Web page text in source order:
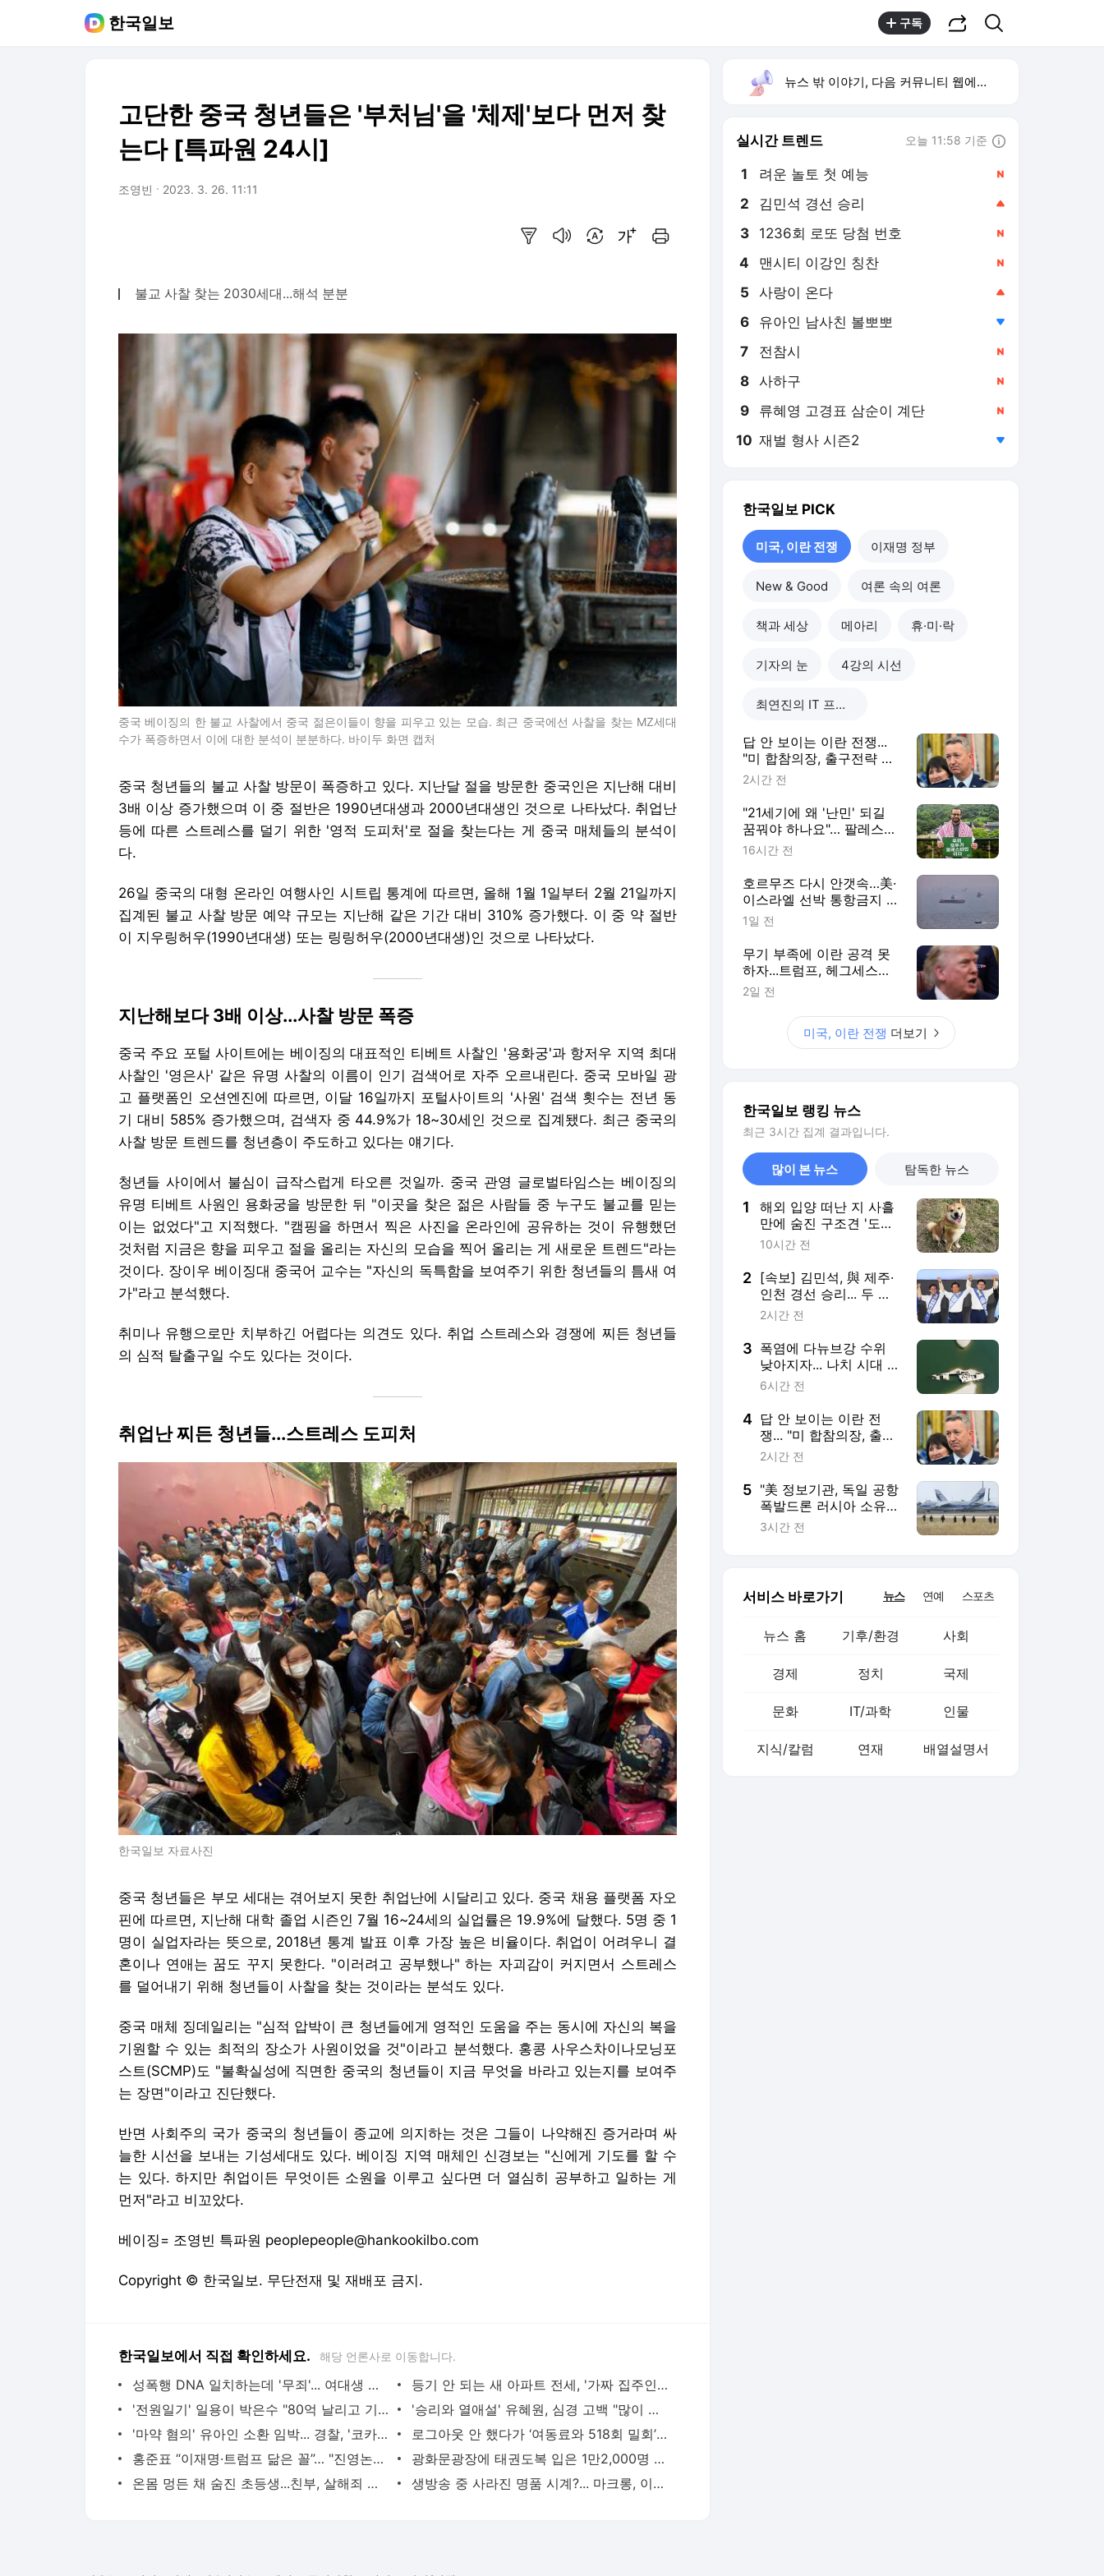
한국일보 구독
고단한 중국 청년들은 '부처님'을 '체제'보다 먼저 찾
는다 [특파원 24시]
조영빈 2023. 3. 26. 11:11
불교 사찰 찾는 2030세대...해석 분분
중국 베이징의 한 불교 사찰에서 중국 젊은이들이 향을 피우고 있는 모습. 최근 중국에선 사찰을 찾는 MZ세대
수가 폭증하면서 이에 대한 분석이 분분하다. 바이두 화면 캡처
중국 청년들의 불교 사찰 방문이 폭증하고 있다. 지난달 절을 방문한 중국인은 지난해 대비
3배 이상 증가했으며 이 중 절반은 1990년대생과 2000년대생인 것으로 나타났다. 취업난
등에 따른 스트레스를 덜기 위한 '영적 도피처'로 절을 찾는다는 게 중국 매체들의 분석이
다.
26일 중국의 대형 온라인 여행사인 시트립 통계에 따르면, 올해 1월 1일부터 2월 21일까지
집계된 불교 사찰 방문 예약 규모는 지난해 같은 기간 대비 310% 증가했다. 이 중 약 절반
이 지우링허우(1990년대생) 또는 링링허우(2000년대생)인 것으로 나타났다.
지난해보다 3배 이상...사찰 방문 폭증
중국 주요 포털 사이트에는 베이징의 대표적인 티베트 사찰인 '용화궁'과 항저우 지역 최대
사찰인 '영은사' 같은 유명 사찰의 이름이 인기 검색어로 자주 오르내린다. 중국 모바일 광
고 플랫폼인 오션엔진에 따르면, 이달 16일까지 포털사이트의 '사원' 검색 횟수는 전년 동
기 대비 585% 증가했으며, 검색자 중 44.9%가 18~30세인 것으로 집계됐다. 최근 중국의
사찰 방문 트렌드를 청년층이 주도하고 있다는 얘기다.
청년들 사이에서 불심이 급작스럽게 타오른 것일까. 중국 관영 글로벌타임스는 베이징의
유명 티베트 사원인 용화궁을 방문한 뒤 "이곳을 찾은 젊은 사람들 중 누구도 불교를 믿는
이는 없었다"고 지적했다. "캠핑을 하면서 찍은 사진을 온라인에 공유하는 것이 유행했던
것처럼 지금은 향을 피우고 절을 올리는 자신의 모습을 찍어 올리는 게 새로운 트렌드"라는
것이다. 장이우 베이징대 중국어 교수는 "자신의 독특함을 보여주기 위한 청년들의 틈새 여
가"라고 분석했다.
취미나 유행으로만 치부하긴 어렵다는 의견도 있다. 취업 스트레스와 경쟁에 찌든 청년들
의 심적 탈출구일 수도 있다는 것이다.
취업난 찌든 청년들...스트레스 도피처
한국일보 자료사진
중국 청년들은 부모 세대는 겪어보지 못한 취업난에 시달리고 있다. 중국 채용 플랫폼 자오
핀에 따르면, 지난해 대학 졸업 시즌인 7월 16~24세의 실업률은 19.9%에 달했다. 5명 중 1
명이 실업자라는 뜻으로, 2018년 통계 발표 이후 가장 높은 비율이다. 취업이 어려우니 결
혼이나 연애는 꿈도 꾸지 못한다. "이러려고 공부했나" 하는 자괴감이 커지면서 스트레스
를 덜어내기 위해 청년들이 사찰을 찾는 것이라는 분석도 있다.
중국 매체 징데일리는 "심적 압박이 큰 청년들에게 영적인 도움을 주는 동시에 자신의 복을
기원할 수 있는 최적의 장소가 사원이었을 것"이라고 분석했다. 홍콩 사우스차이나모닝포
스트(SCMP)도 "불확실성에 직면한 중국의 청년들이 지금 무엇을 바라고 있는지를 보여주
는 장면"이라고 진단했다.
반면 사회주의 국가 중국의 청년들이 종교에 의지하는 것은 그들이 나약해진 증거라며 싸
늘한 시선을 보내는 기성세대도 있다. 베이징 지역 매체인 신경보는 "신에게 기도를 할 수
는 있다. 하지만 취업이든 무엇이든 소원을 이루고 싶다면 더 열심히 공부하고 일하는 게
먼저"라고 비꼬았다.
베이징= 조영빈 특파원 peoplepeople@hankookilbo.com
Copyright © 한국일보. 무단전재 및 재배포 금지.
한국일보에서 직접 확인하세요. 해당 언론사로 이동합니다.
성폭행 DNA 일치하는데 '무죄'... 여대생 유족, 25년 맺힌 한 풀릴까?
등기 안 되는 새 아파트 전세, '가짜 집주인'인지 꼭 확인하세요!
'전원일기' 일용이 박은수 "80억 날리고 기초수급자 생활" 고백 ('회장님네')
'승리와 열애설' 유혜원, 심경 고백 "많이 괴로워"
'마약 혐의' 유아인 소환 임박... 경찰, '코카인 투약' 입증 주력
로그아웃 안 했다가 ‘여동료와 518회 밀회’ 발각된 경찰… 법원 “강등 처분 정당”
홍준표 “이재명·트럼프 닮은 꼴”… "진영논리·팬덤정치로 위기 돌파 시도"
광화문광장에 태권도복 입은 1만2,000명 모인 까닭
온몸 멍든 채 숨진 초등생...친부, 살해죄 물을 수 있나?
생방송 중 사라진 명품 시계?... 마크롱, 이번엔 '부자 대통령' 논란
뉴스 밖 이야기, 다음 커뮤니티 웹에서 보기
실시간 트렌드 오늘 11:58 기준
1 려운 놀토 첫 예능
2 김민석 경선 승리
3 1236회 로또 당첨 번호
4 맨시티 이강인 칭찬
5 사랑이 온다
6 유아인 남사친 볼뽀뽀
7 전참시
8 사하구
9 류혜영 고경표 삼순이 계단
10 재벌 형사 시즌2
한국일보 PICK
미국, 이란 전쟁 이재명 정부
New & Good 여론 속의 여론
책과 세상 메아리 휴·미·락
기자의 눈 4강의 시선
최연진의 IT 프리즘
답 안 보이는 이란 전쟁...
"미 합참의장, 출구전략 모
색 중"
2시간 전
"21세기에 왜 '난민' 되길
꿈꿔야 하나요"… 팔레스타
인 청년의 호소
16시간 전
호르무즈 다시 안갯속…美·
이스라엘 선박 통항금지 꺼
낸 이란
1일 전
무기 부족에 이란 공격 못
하자...트럼프, 헤그세스에
불만 ‘폭발’
2일 전
미국, 이란 전쟁 더보기
한국일보 랭킹 뉴스
최근 3시간 집계 결과입니다.
많이 본 뉴스 탐독한 뉴스
1
해외 입양 떠난 지 사흘
만에 숨진 구조견 '도
담'… 관리 공백 드러났
10시간 전
2 [속보] 김민석, 與 제주·
인천 경선 승리... 두 곳
모두 정청래 앞서
2시간 전
3 폭염에 다뉴브강 수위
낮아지자... 나치 시대 침
몰선 10척 넘게 수면 위
6시간 전
4 답 안 보이는 이란 전
쟁... "미 합참의장, 출구
전략 모색 중"
2시간 전
5 "美 정보기관, 독일 공항
폭발드론 러시아 소유
가능성 제기"
3시간 전
서비스 바로가기 뉴스 연예 스포츠
뉴스 홈 기후/환경 사회
경제 정치 국제
문화 IT/과학 인물
지식/칼럼 연재 배열설명서